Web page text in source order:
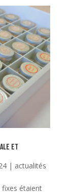
et
| actualités
fixes étaient